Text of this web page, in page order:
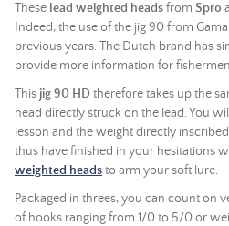
These lead weighted headsfrom Spro
Indeed, the use of the jig 90 from
previous years. The Dutch brand has
provide more information for
This jig 90 HD therefore takes up the
head directly struck on the lead. You
lesson and the weight directly
thus have finished in your hesitations
weighted headsto arm yoursoft lure.
Packaged in threes, you can count on
of hooks ranging from 1/0 to 5/0 or